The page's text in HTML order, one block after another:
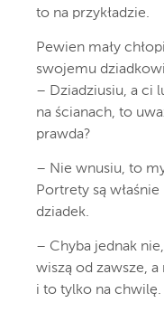
to na przykładzie.
Pewien mały
swojemu
– Dziadziusiu, a ci
na ścianach, to
prawda?
– Nie wnusiu, to
Portrety są
dziadek.
– Chyba jednak
wiszą od zawsze,
i to tylko na chwilę.